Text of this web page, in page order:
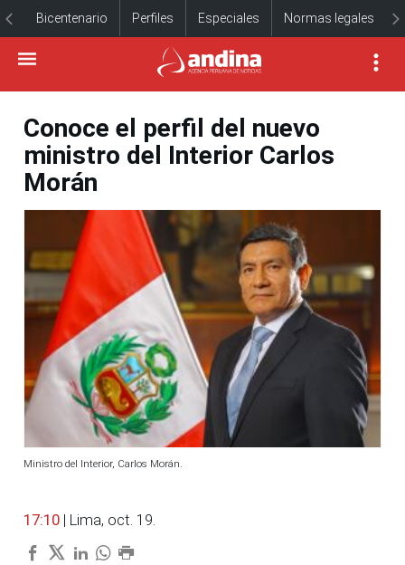
Bicentenario Perfiles Especiales Normas legales
Conoce el perfil del nuevo
ministro del Interior Carlos
Morán
Ministro del Interior, Carlos Morán.
17:10 | Lima, oct. 19.